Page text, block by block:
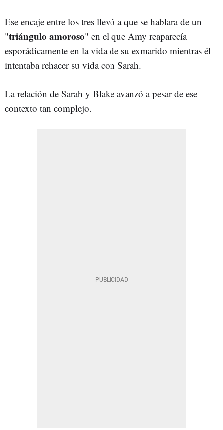
Ese encaje entre los tres llevó a que se hablara de un
"triángulo amoroso" en el que Amy reaparecía
esporádicamente en la vida de su exmarido mientras él
intentaba rehacer su vida con Sarah.
La relación de Sarah y Blake avanzó a pesar de ese
contexto tan complejo.